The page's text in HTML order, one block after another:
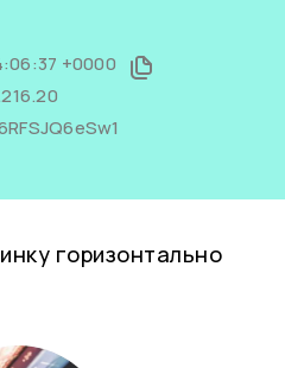
+0000
горизонтально